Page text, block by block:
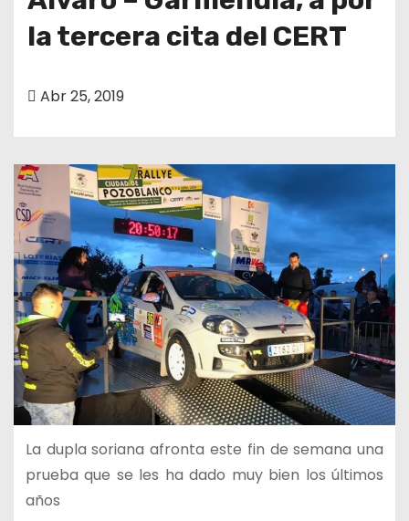
la tercera cita del CERT
Abr 25, 2019
La dupla soriana afronta este fin de semana una
prueba que se les ha dado muy bien los últimos
años